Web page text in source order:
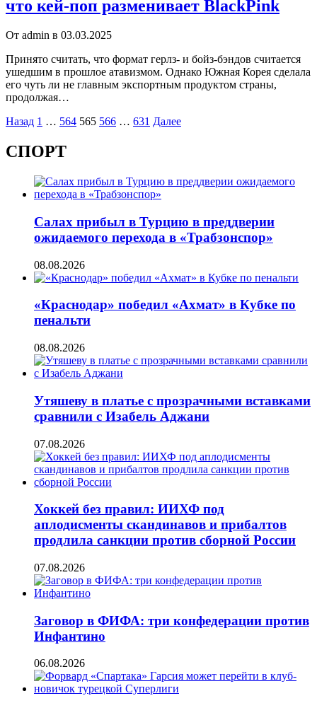
что кей-поп разменивает BlackPink
От admin в 03.03.2025
Принято считать, что формат герлз- и бойз-бэндов считается
ушедшим в прошлое атавизмом. Однако Южная Корея сделала
его чуть ли не главным экспортным продуктом страны,
продолжая…
Пагинация
записей
Назад 1 … 564 565 566 … 631 Далее
СПОРТ
Салах прибыл в Турцию в преддверии
ожидаемого перехода в «Трабзонспор»
08.08.2026
«Краснодар» победил «Ахмат» в Кубке по
пенальти
08.08.2026
Утяшеву в платье с прозрачными вставками
сравнили с Изабель Аджани
07.08.2026
Хоккей без правил: ИИХФ под
аплодисменты скандинавов и прибалтов
продлила санкции против сборной России
07.08.2026
Заговор в ФИФА: три конфедерации против
Инфантино
06.08.2026